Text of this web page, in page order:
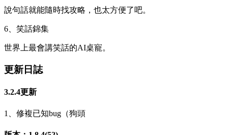
說句話就能隨時找攻略，也太方便了吧。
6、笑話錦集
世界上最會講笑話的AI桌寵。
更新日誌
3.2.4更新
1、修複已知bug（狗頭